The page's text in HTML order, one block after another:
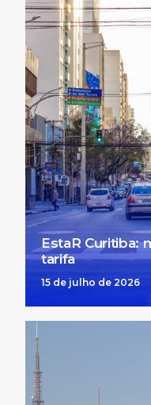
EstaR Curitiba:
tarifa
15 de julho de 2026